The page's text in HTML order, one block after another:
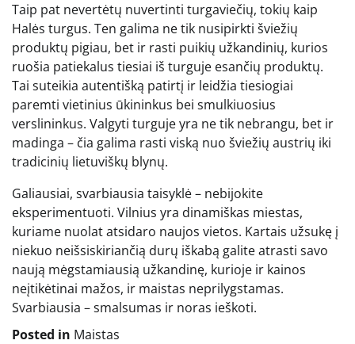
Taip pat nevertėtų nuvertinti turgaviečių, tokių kaip
Halės turgus. Ten galima ne tik nusipirkti šviežių
produktų pigiau, bet ir rasti puikių užkandinių, kurios
ruošia patiekalus tiesiai iš turguje esančių produktų.
Tai suteikia autentišką patirtį ir leidžia tiesiogiai
paremti vietinius ūkininkus bei smulkiuosius
verslininkus. Valgyti turguje yra ne tik nebrangu, bet ir
madinga – čia galima rasti viską nuo šviežių austrių iki
tradicinių lietuviškų blynų.
Galiausiai, svarbiausia taisyklė – nebijokite
eksperimentuoti. Vilnius yra dinamiškas miestas,
kuriame nuolat atsidaro naujos vietos. Kartais užsukę į
niekuo neišsiskiriančią durų iškabą galite atrasti savo
naują mėgstamiausią užkandinę, kurioje ir kainos
neįtikėtinai mažos, ir maistas neprilygstamas.
Svarbiausia – smalsumas ir noras ieškoti.
Posted in Maistas